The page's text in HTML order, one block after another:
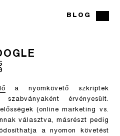
BLOG
a nyomkövető szkriptek
szabványaként érvényesült.
(online marketing vs.
választva, másrészt pedig
a nyomon követést